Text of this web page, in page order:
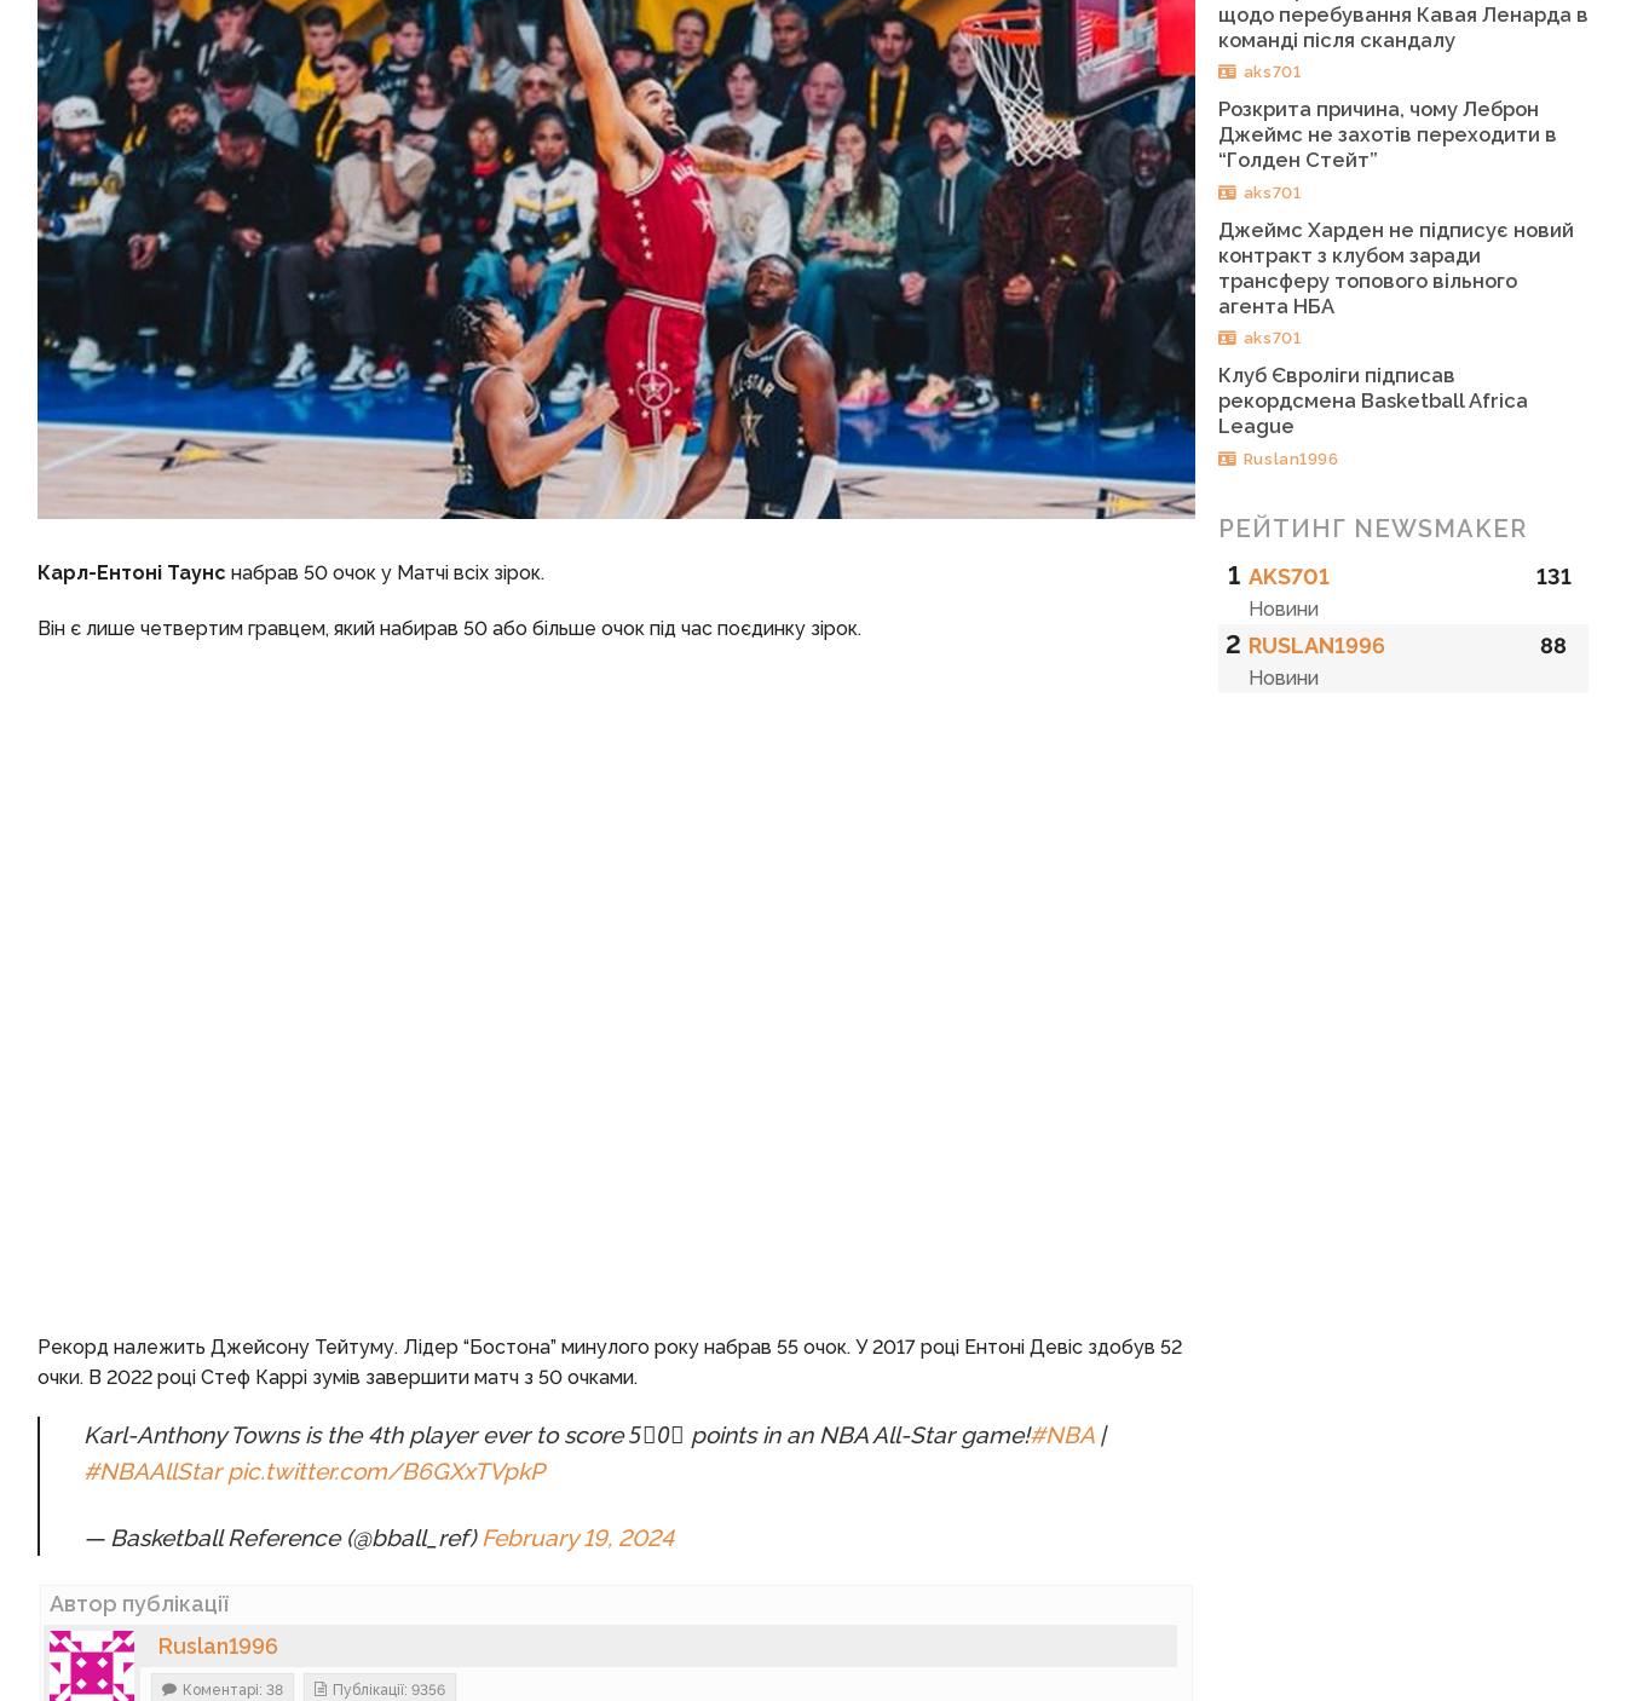
Карл-Ентоні Таунс набрав 50 очок у Матчі всіх зірок.
Він є лише четвертим гравцем, який набирав 50 або більше очок під час поєдинку зірок.
Рекорд належить Джейсону Тейтуму. Лідер “Бостона” минулого року набрав 55 очок. У 2017 році Ентоні Девіс здобув 52
очки. В 2022 році Стеф Каррі зумів завершити матч з 50 очками.
Karl-Anthony Towns is the 4th player ever to score 5⃣0⃣ points in an NBA All-Star game!#NBA|
#NBAAllStar pic.twitter.com/B6GXxTVpkP
— Basketball Reference (@bball_ref) February 19, 2024
Автор публікації
Ruslan1996
Коментарі: 38 Публікації: 9356
щодо перебування Кавая Ленарда в
команді після скандалу
aks701
Розкрита причина, чому Леброн
Джеймс не захотів переходити в
“Голден Стейт”
aks701
Джеймс Харден не підписує новий
контракт з клубом заради
трансферу топового вільного
агента НБА
aks701
Клуб Євроліги підписав
рекордсмена Basketball Africa
League
Ruslan1996
РЕЙТИНГ NEWSMAKER
1 AKS701
Новини
131
2 RUSLAN1996
Новини
88